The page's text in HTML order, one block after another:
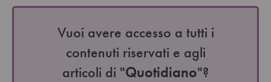
Vuoi avere accesso a tutti i
contenuti riservati e agli
articoli di "Quotidiano"?